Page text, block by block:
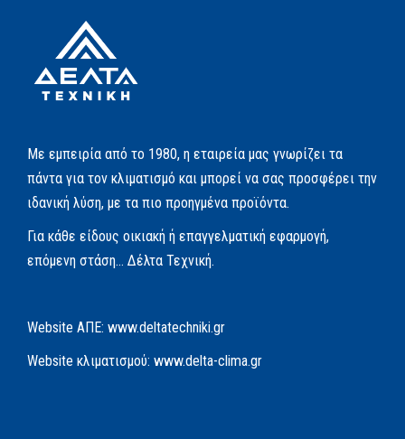
Με εμπειρία από το 1980, η εταιρεία μας γνωρίζει τα
πάντα για τον κλιματισμό και μπορεί να σας προσφέρει την
ιδανική λύση, με τα πιο προηγμένα προϊόντα.
Για κάθε είδους οικιακή ή επαγγελματική εφαρμογή,
επόμενη στάση… Δέλτα Τεχνική.
Website AΠΕ: www.deltatechniki.gr
Website κλιματισμού: www.delta-clima.gr